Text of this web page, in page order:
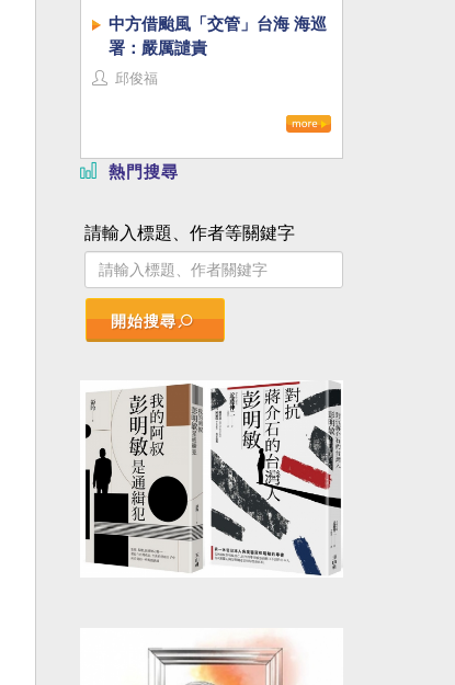
中方借颱風「交管」台海 海巡
署：嚴厲譴責
邱俊福
熱門搜尋
請輸入標題、作者等關鍵字
開始搜尋